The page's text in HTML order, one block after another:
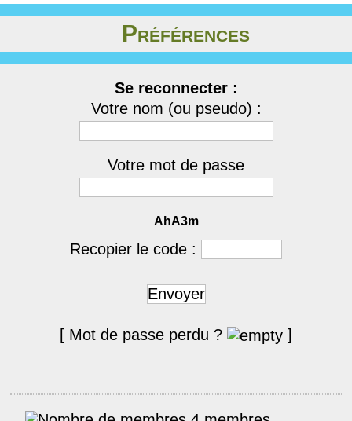
Préférences
Se reconnecter :
Votre nom (ou pseudo) :
Votre mot de passe
AhA3m
Recopier le code :
Envoyer
[ Mot de passe perdu ? ]